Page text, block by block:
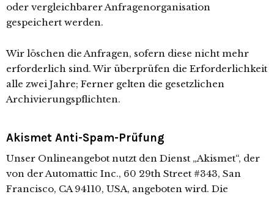
oder vergleichbarer Anfragenorganisation
gespeichert werden.
Wir löschen die Anfragen, sofern diese nicht mehr
erforderlich sind. Wir überprüfen die Erforderlichkeit
alle zwei Jahre; Ferner gelten die gesetzlichen
Archivierungspflichten.
Akismet Anti-Spam-Prüfung
Unser Onlineangebot nutzt den Dienst „Akismet“, der
von der Automattic Inc., 60 29th Street #343, San
Francisco, CA 94110, USA, angeboten wird. Die